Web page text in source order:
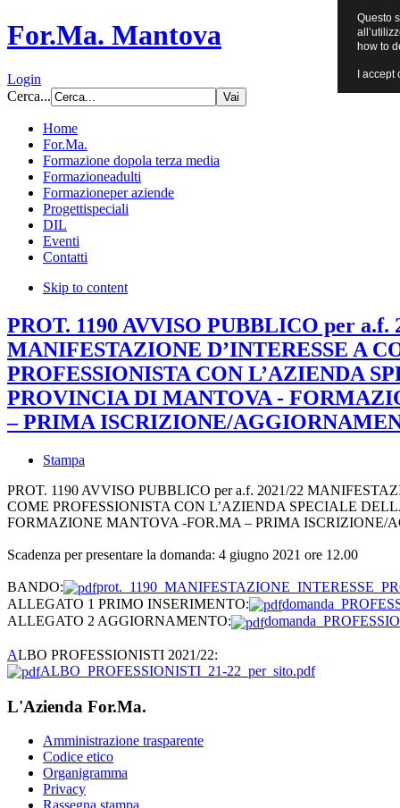
For.Ma. Mantova
Login
Cerca...
Home
For.Ma.
Formazione dopola terza media
Formazioneadulti
Formazioneper aziende
Progettispeciali
DIL
Eventi
Contatti
Skip to content
PROT. 1190 AVVISO PUBBLICO per a.f.
MANIFESTAZIONE D’INTERESSE A
PROFESSIONISTA CON L’AZIENDA
PROVINCIA DI MANTOVA -
– PRIMA ISCRIZIONE/
Stampa
PROT. 1190 AVVISO PUBBLICO per a.f. 2021/22
COME PROFESSIONISTA CON L’AZIENDA SPECIALE
FORMAZIONE MANTOVA -FOR.MA – PRIMA ISCRIZIONE/
Scadenza per presentare la domanda: 4 giugno 2021 ore 12.00
BANDO:
ALLEGATO 1 PRIMO INSERIMENTO:
ALLEGATO 2 AGGIORNAMENTO:
ALBO PROFESSIONISTI 2021/22:
ALBO_PROFESSIONISTI_21-22_per_sito.pdf
L'Azienda For.Ma.
Amministrazione trasparente
Codice etico
Organigramma
Privacy
Questo
how to
I